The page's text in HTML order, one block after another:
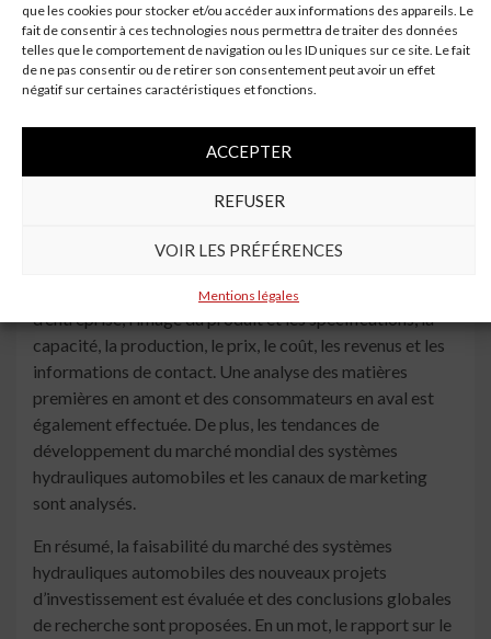
que les cookies pour stocker et/ou accéder aux informations des appareils. Le
fait de consentir à ces technologies nous permettra de traiter des données
telles que le comportement de navigation ou les ID uniques sur ce site. Le fait
de ne pas consentir ou de retirer son consentement peut avoir un effet
négatif sur certaines caractéristiques et fonctions.
ACCEPTER
REFUSER
VOIR LES PRÉFÉRENCES
Mentions légales
Prévisions du marché mondial du système
hydraulique automobile
Résultats de recherche et conclusion Annexe –
secondaires, sources primaires et avis de non-
Ensuite, le rapport se concentre sur les principaux
automobiles avec des informations telles que les profils
d’entreprise, l’image du produit et les spécifications, la
capacité, la production, le prix, le coût, les revenus et les
informations de contact. Une analyse des matières
premières en amont et des consommateurs en aval est
également effectuée. De plus, les tendances de
développement du marché mondial des systèmes
hydrauliques automobiles et les canaux de marketing
sont analysés.
En résumé, la faisabilité du marché des systèmes
hydrauliques automobiles des nouveaux projets
d’investissement est évaluée et des conclusions globales
de recherche sont proposées. En un mot, le rapport sur le